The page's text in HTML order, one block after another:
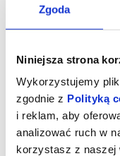
Zgoda
Niniejsza strona
Wykorzystujemy
zgodnie z Polityką
i reklam, aby
analizować ruch w
korzystasz z naszej